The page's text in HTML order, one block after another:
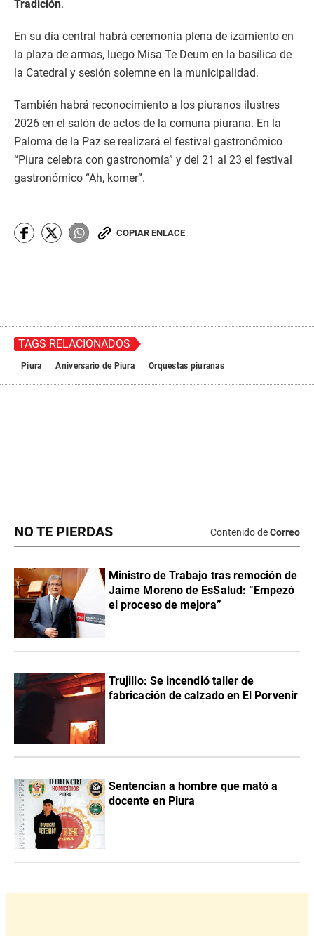
NO TE PIERDAS Contenido deCorreo
Ministro de Trabajo tras remoción de
Jaime Moreno de EsSalud: “Empezó
el proceso de mejora”
Trujillo: Se incendió taller de
fabricación de calzado en El Porvenir
Sentencian a hombre que mató a
docente en Piura